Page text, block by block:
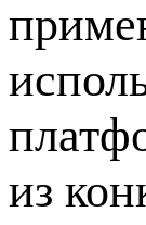
из